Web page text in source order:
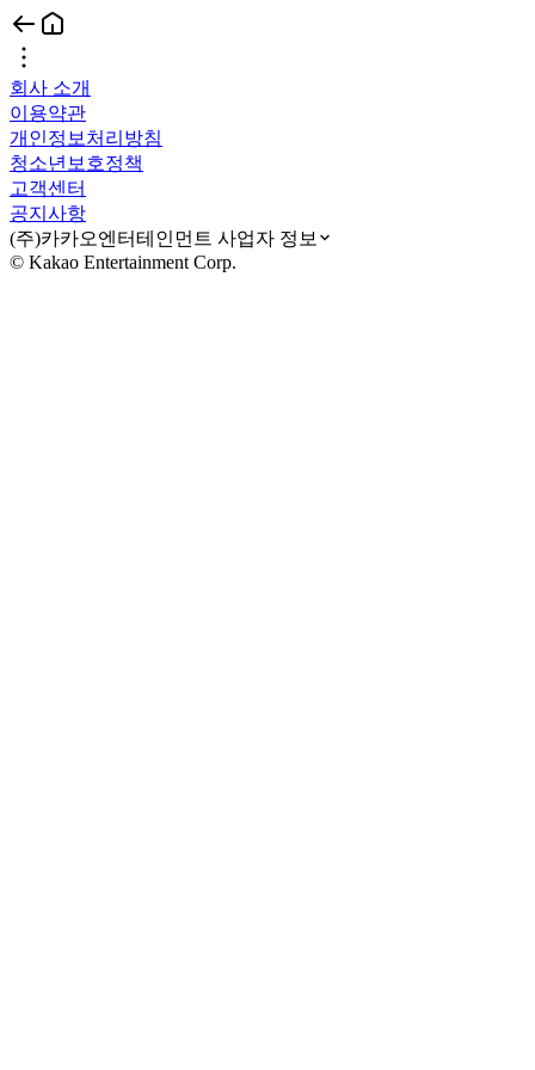
회사 소개
이용약관
개인정보처리방침
청소년보호정책
고객센터
공지사항
(주)카카오엔터테인먼트 사업자 정보
© Kakao Entertainment Corp.